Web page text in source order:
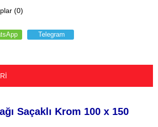
(0)
Telegram
Saçaklı Krom 100 x 150